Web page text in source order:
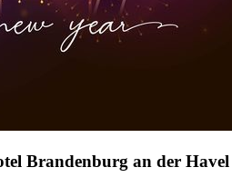
Brandenburg an der Havel